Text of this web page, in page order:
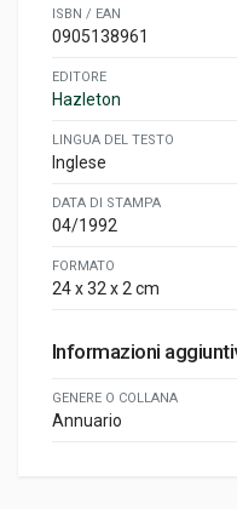
ISBN / EAN
0905138961
EDITORE
Hazleton
LINGUA DEL TESTO
Inglese
DATA DI STAMPA
04/1992
FORMATO
24 x 32 x 2 cm
Informazioni
GENERE O COLLANA
Annuario